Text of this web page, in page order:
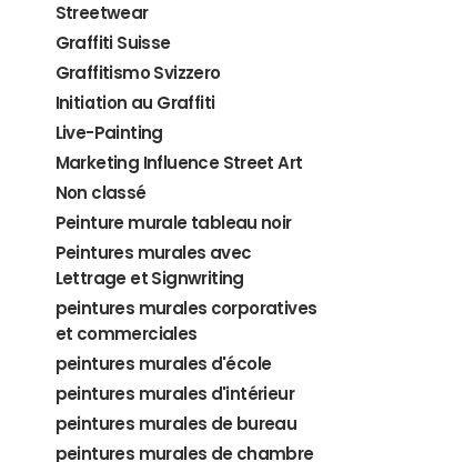
Streetwear
Graffiti Suisse
Graffitismo Svizzero
Initiation au Graffiti
Live-Painting
Marketing Influence Street Art
Non classé
Peinture murale tableau noir
Peintures murales avec
Lettrage et Signwriting
peintures murales corporatives
et commerciales
peintures murales d'école
peintures murales d'intérieur
peintures murales de bureau
peintures murales de chambre